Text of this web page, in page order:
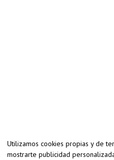
Utilizamos cookies propias y de
mostrarte publicidad